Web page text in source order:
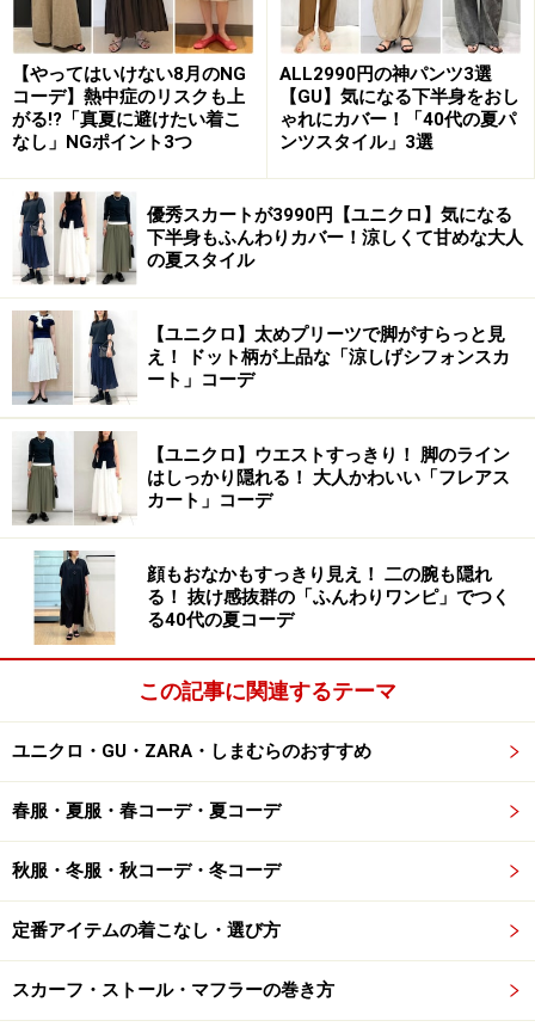
3. ゆったりTシャツのカジュアルコーデに
は差し色ミニバッグを
ゆったりしたサイズ感のカジュアルコーデには差し色のミニ
バッグが一押し 出典：WEAR
Tシャツはもともとカジュアルなアイテムなので、大人
の女性が取り入れる場合は、コーデの他の部分で少しき
れいめ感を意識するとおしゃれにまとまります。そのた
め、バッグも大きめのキャンバストートやナイロンのリ
ュックなどのカジュアルなアイテムよりも、ミニサイズ
のレザー系などシックなバッグが相性◎。
コーデの配色がベーシックカラー多めの場合は、差し色
になるようなビビッドなカラーを合わせると春夏らしく
仕上がり、コーデの鮮度も上がります。
4. 楽チンなワンマイルコーデをレザーのミ
ニバッグで格上げ
ミニバッグを短めに斜め掛けすることで目線アップ効果も
出典：WEAR
あまり遠出ができない今の生活スタイルでは、楽チンで
【やってはいけない8月のNG
コーデ】熱中症のリスクも上
がる!?「真夏に避けたい着こ
なし」NGポイント3つ
ALL2990円の神パンツ3選
【GU】気になる下半身をおし
ゃれにカバー！「40代の夏パ
ンツスタイル」3選
優秀スカートが3990円【ユニクロ】気になる
下半身もふんわりカバー！涼しくて甘めな大人
の夏スタイル
【ユニクロ】太めプリーツで脚がすらっと見
え！ ドット柄が上品な「涼しげシフォンスカ
ート」コーデ
【ユニクロ】ウエストすっきり！ 脚のライン
はしっかり隠れる！ 大人かわいい「フレアス
カート」コーデ
顔もおなかもすっきり見え！ 二の腕も隠れ
る！ 抜け感抜群の「ふんわりワンピ」でつく
る40代の夏コーデ
この記事に関連するテーマ
ユニクロ・GU・ZARA・しまむらのおすすめ
春服・夏服・春コーデ・夏コーデ
秋服・冬服・秋コーデ・冬コーデ
定番アイテムの着こなし・選び方
スカーフ・ストール・マフラーの巻き方